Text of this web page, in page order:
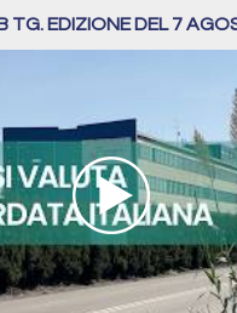
TG. EDIZIONE DEL 7